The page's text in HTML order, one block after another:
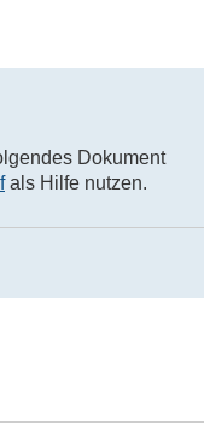
Dokument
als Hilfe nutzen.